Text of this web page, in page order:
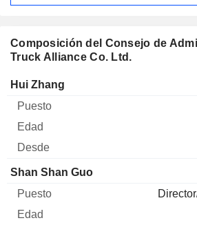
Composición del Consejo de
Truck Alliance Co. Ltd.
Administrador
Hui Zhang
Shan Shan Guo